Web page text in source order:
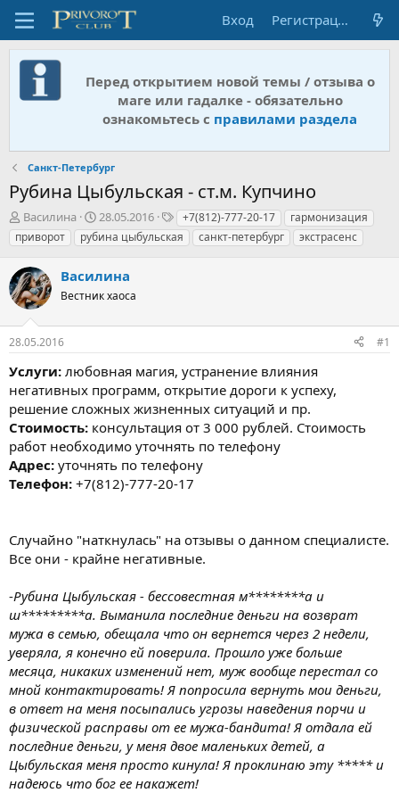
Вход Регистрация
Перед открытием новой темы / отзыва о
маге или гадалке - обязательно
ознакомьтесь с правилами раздела
Санкт-Петербург
Рубина Цыбульская - ст.м. Купчино
А
в
т
о
р
т
е
м
ы
Василина
Д
а
т
н
а
а
28.05.2016
Т
е
г
+7(812)-777-20-17
гармонизация
приворот
рубина цыбульская санкт-петербург экстрасенс
Василина
Вестник хаоса
28.05.2016 #1
Услуги: любовная магия, устранение влияния
негативных программ, открытие дороги к успеху,
решение сложных жизненных ситуаций и пр.
Стоимость: консультация от 3 000 рублей. Стоимость
работ необходимо уточнять по телефону
Адрес: уточнять по телефону
Телефон: +7(812)-777-20-17
Случайно "наткнулась" на отзывы о данном специалисте.
Все они - крайне негативные.
-Рубина Цыбульская - бессовестная м********а и
ш*********а. Выманила последние деньги на возврат
мужа в семью, обещала что он вернется через 2 недели,
уверяла, я конечно ей поверила. Прошло уже больше
месяца, никаких изменений нет, муж вообще перестал со
мной контактировать! Я попросила вернуть мои деньги,
в ответ на меня посыпались угрозы наведения порчи и
физической расправы от ее мужа-бандита! Я отдала ей
последние деньги, у меня двое маленьких детей, а
Цыбульская меня просто кинула! Я проклинаю эту ***** и
надеюсь что бог ее накажет!